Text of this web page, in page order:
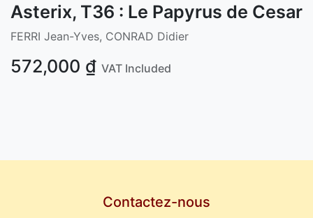
Asterix, T36 : Le Papyrus de Cesar
FERRI Jean-Yves, CONRAD Didier
572,000 ₫ VAT Included
Contactez-nous